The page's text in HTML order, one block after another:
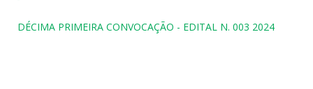
DÉCIMA PRIMEIRA CONVOCAÇÃO - EDITAL N. 003 2024